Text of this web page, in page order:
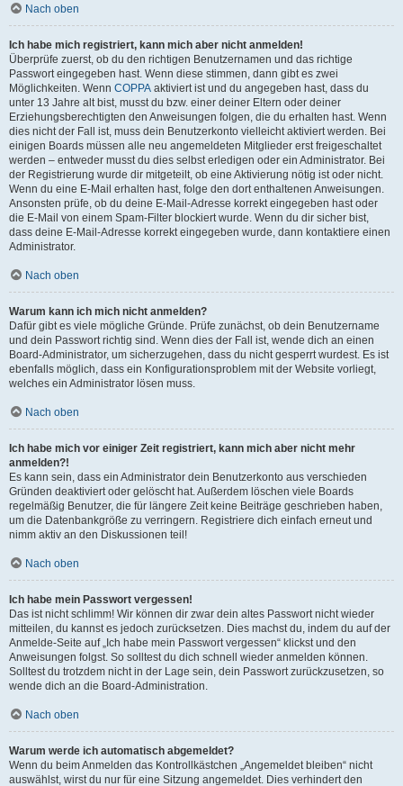
Nach oben
Ich habe mich registriert, kann mich aber nicht anmelden!
Überprüfe zuerst, ob du den richtigen Benutzernamen und das richtige
Passwort eingegeben hast. Wenn diese stimmen, dann gibt es zwei
Möglichkeiten. Wenn COPPA aktiviert ist und du angegeben hast, dass du
unter 13 Jahre alt bist, musst du bzw. einer deiner Eltern oder deiner
Erziehungsberechtigten den Anweisungen folgen, die du erhalten hast. Wenn
dies nicht der Fall ist, muss dein Benutzerkonto vielleicht aktiviert werden. Bei
einigen Boards müssen alle neu angemeldeten Mitglieder erst freigeschaltet
werden – entweder musst du dies selbst erledigen oder ein Administrator. Bei
der Registrierung wurde dir mitgeteilt, ob eine Aktivierung nötig ist oder nicht.
Wenn du eine E-Mail erhalten hast, folge den dort enthaltenen Anweisungen.
Ansonsten prüfe, ob du deine E-Mail-Adresse korrekt eingegeben hast oder
die E-Mail von einem Spam-Filter blockiert wurde. Wenn du dir sicher bist,
dass deine E-Mail-Adresse korrekt eingegeben wurde, dann kontaktiere einen
Administrator.
Nach oben
Warum kann ich mich nicht anmelden?
Dafür gibt es viele mögliche Gründe. Prüfe zunächst, ob dein Benutzername
und dein Passwort richtig sind. Wenn dies der Fall ist, wende dich an einen
Board-Administrator, um sicherzugehen, dass du nicht gesperrt wurdest. Es ist
ebenfalls möglich, dass ein Konfigurationsproblem mit der Website vorliegt,
welches ein Administrator lösen muss.
Nach oben
Ich habe mich vor einiger Zeit registriert, kann mich aber nicht mehr
anmelden?!
Es kann sein, dass ein Administrator dein Benutzerkonto aus verschieden
Gründen deaktiviert oder gelöscht hat. Außerdem löschen viele Boards
regelmäßig Benutzer, die für längere Zeit keine Beiträge geschrieben haben,
um die Datenbankgröße zu verringern. Registriere dich einfach erneut und
nimm aktiv an den Diskussionen teil!
Nach oben
Ich habe mein Passwort vergessen!
Das ist nicht schlimm! Wir können dir zwar dein altes Passwort nicht wieder
mitteilen, du kannst es jedoch zurücksetzen. Dies machst du, indem du auf der
Anmelde-Seite auf „Ich habe mein Passwort vergessen“ klickst und den
Anweisungen folgst. So solltest du dich schnell wieder anmelden können.
Solltest du trotzdem nicht in der Lage sein, dein Passwort zurückzusetzen, so
wende dich an die Board-Administration.
Nach oben
Warum werde ich automatisch abgemeldet?
Wenn du beim Anmelden das Kontrollkästchen „Angemeldet bleiben“ nicht
auswählst, wirst du nur für eine Sitzung angemeldet. Dies verhindert den